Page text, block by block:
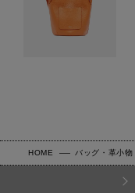
HOME バッグ・革小物